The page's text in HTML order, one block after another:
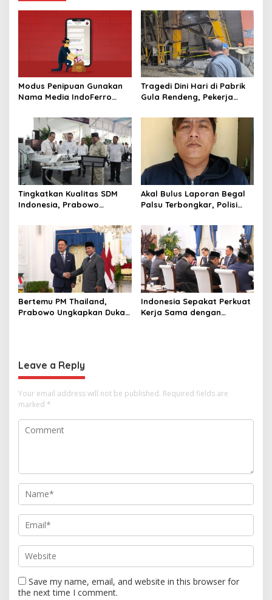
a
n
Modus Penipuan Gunakan
Nama Media IndoFerro
Waspadalah!
Tragedi Dini Hari di Pabrik
Gula Rendeng, Pekerja
Pengangkat Tebu
Tingkatkan Kualitas SDM
Indonesia, Prabowo
hingga Undang Universitas
Terbaik Dunia
Akal Bulus Laporan Begal
Palsu Terbongkar, Polisi
Perusahaan untuk Crypto
Bertemu PM Thailand,
Prabowo Ungkapkan Duka
Indonesia Sepakat Perkuat
Kerja Sama dengan
Leave a Reply
Your email address will not be published. Required fields are
marked *
Save my name, email, and website in this browser for
the next time I comment.